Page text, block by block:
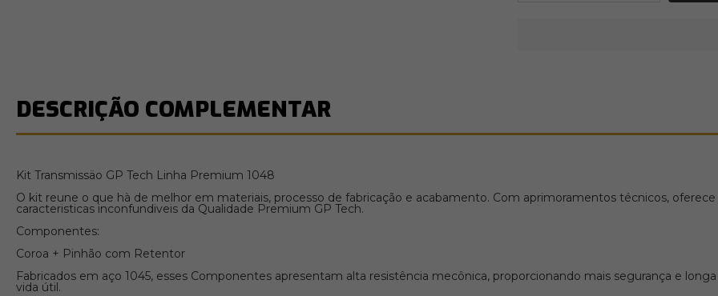
DESCRIÇÃO COMPLEMENTAR
Kit Transmissäo GP Tech Linha Premium 1048
O kit reune o que hà de melhor em materiais, processo de fabricação e acabamento. Com aprimoramentos técnicos,
caracteristicas inconfundiveis da Qualidade Premium GP Tech.
Componentes:
Coroa + Pinhão com Retentor
Fabricados em aço 1045, esses Componentes apresentam alta resistência mecônica, proporcionando mais segurança e longa
vida útil.